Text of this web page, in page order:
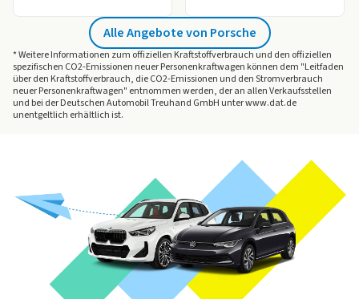
zum Thema Leasingfaktor.Alle Angebote von Porsche
* Weitere Informationen zum offiziellen Kraftstoffverbrauch und den offiziellen
spezifischen CO2-Emissionen neuer Personenkraftwagen können dem "Leitfaden
über den Kraftstoffverbrauch, die CO2-Emissionen und den Stromverbrauch
neuer Personenkraftwagen" entnommen werden, der an allen Verkaufsstellen
und bei der Deutschen Automobil Treuhand GmbH unter www.dat.de
unentgeltlich erhältlich ist.